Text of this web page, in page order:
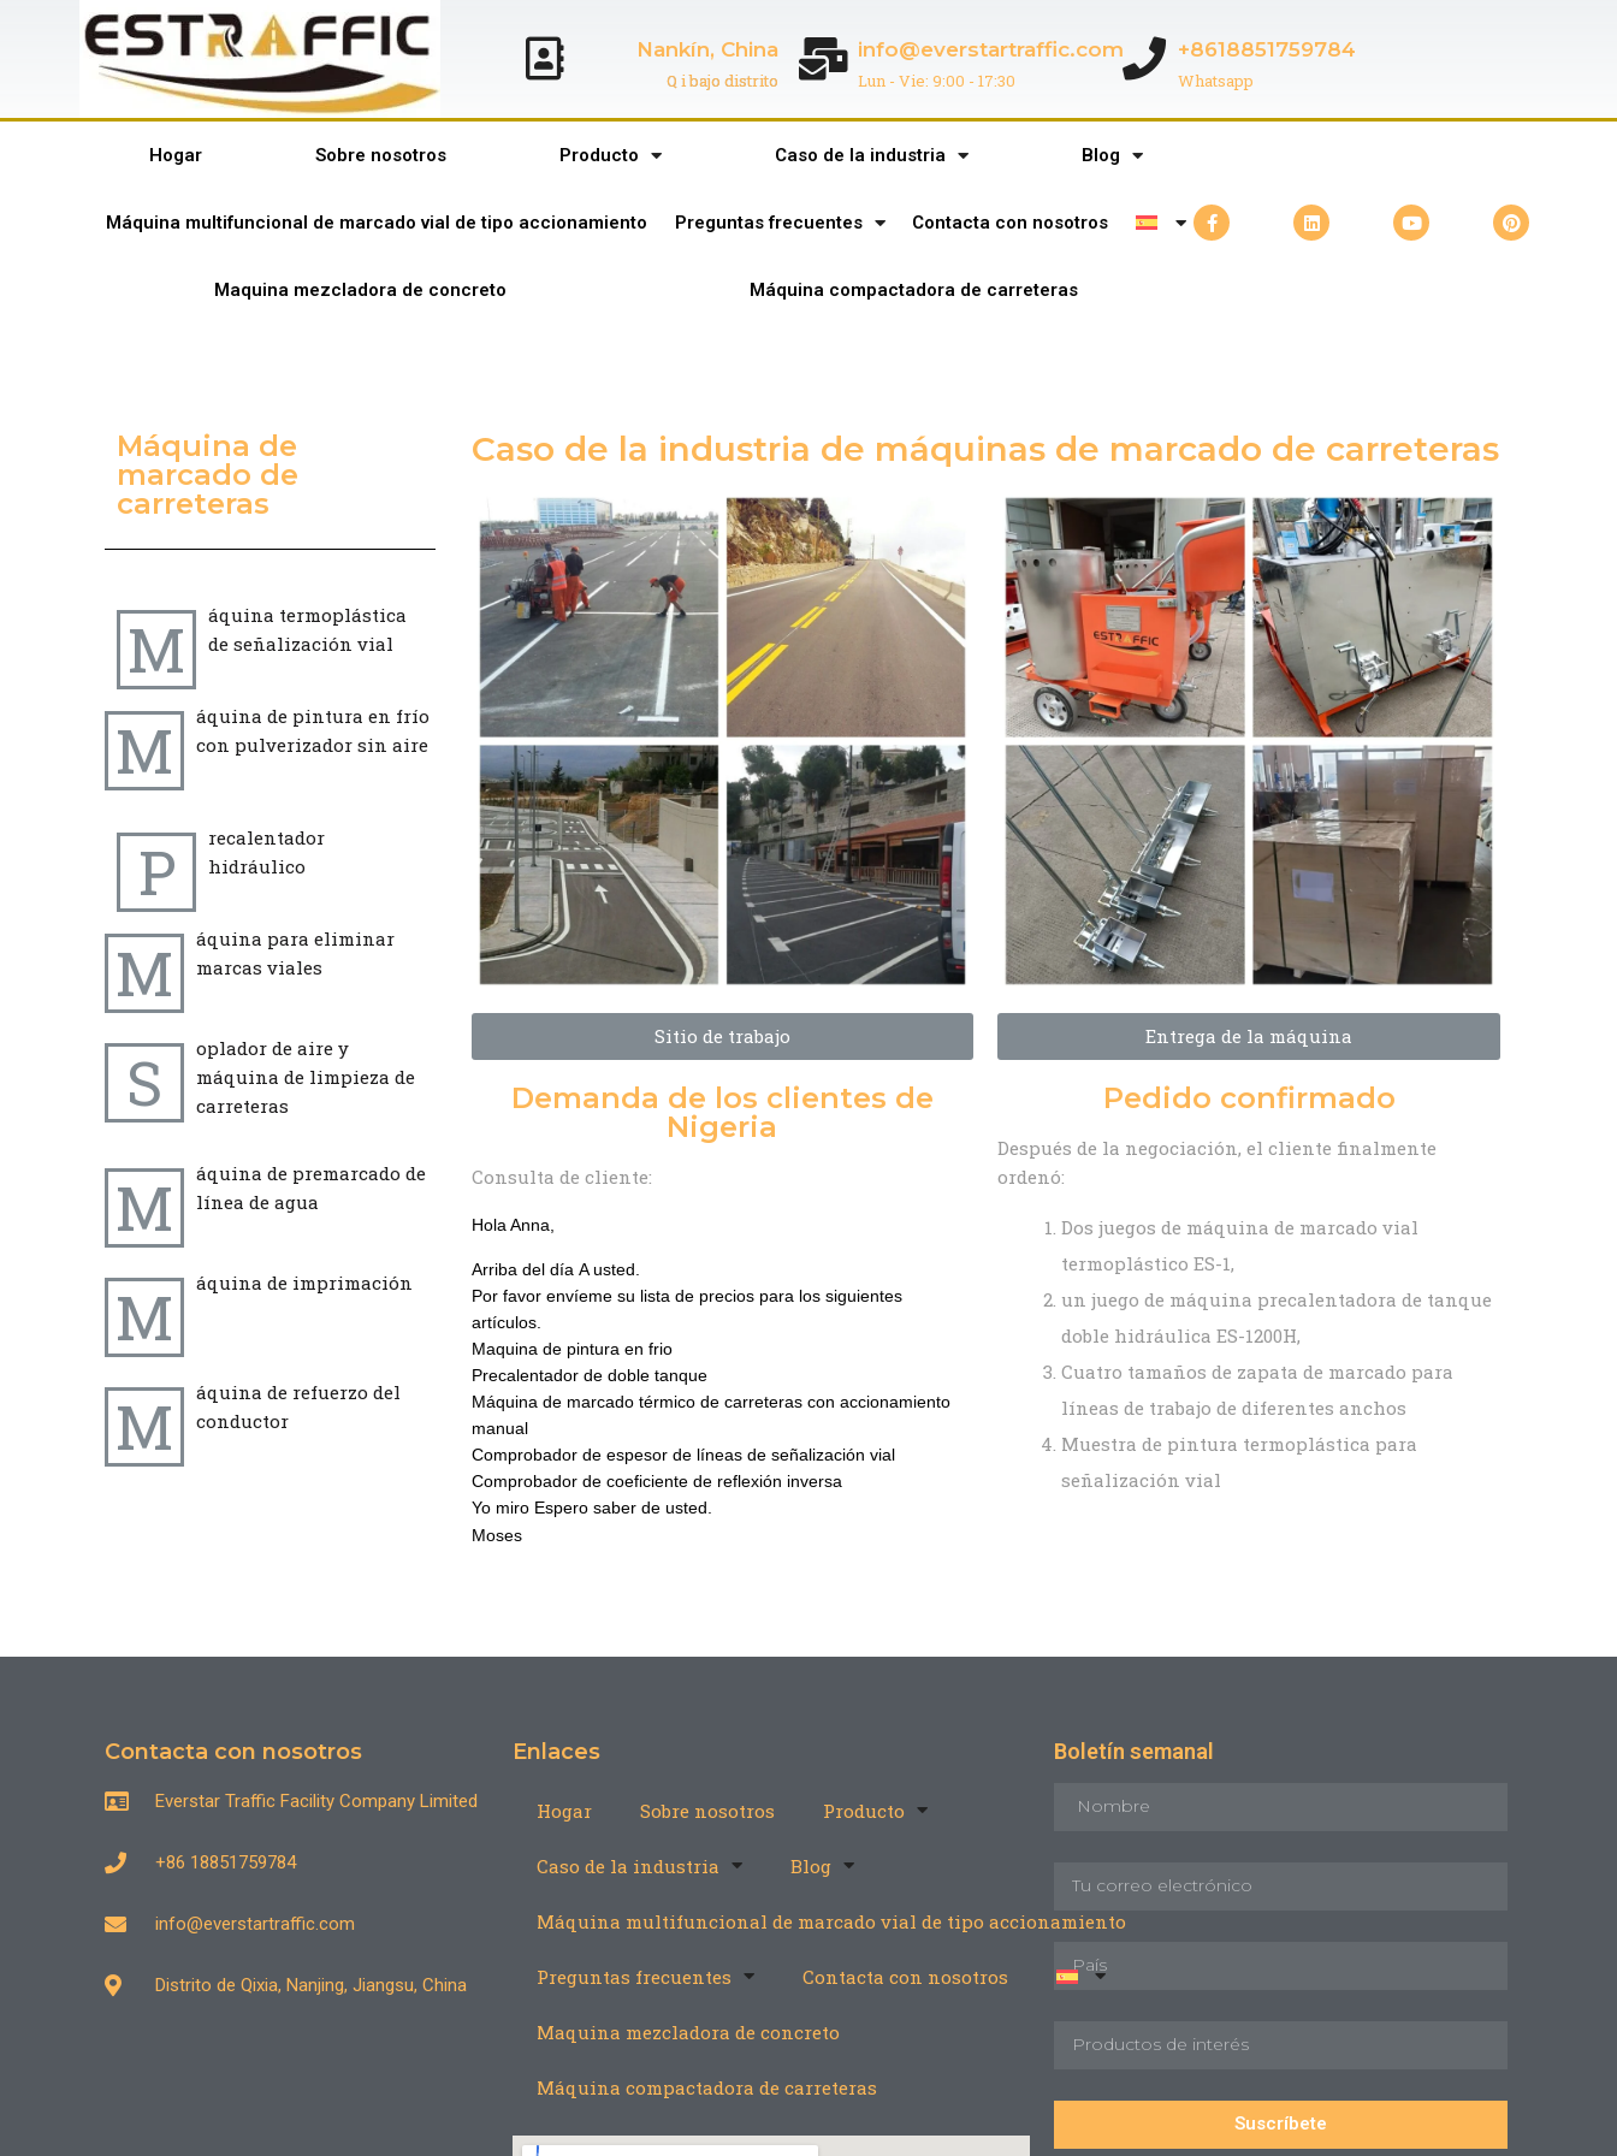
Nankín, China
Q i bajo distrito
info@everstartraffic.com
Lun - Vie: 9:00 - 17:30
+8618851759784
Whatsapp
Hogar Sobre nosotros Producto Caso de la industria Blog
Máquina multifuncional de marcado vial de tipo accionamiento Preguntas frecuentes Contacta con nosotros
Maquina mezcladora de concreto Máquina compactadora de carreteras
Máquina de
marcado de
carreteras
M
áquina termoplástica
de señalización vial
M
áquina de pintura en frío
con pulverizador sin aire
P
recalentador
hidráulico
M
áquina para eliminar
marcas viales
S
oplador de aire y
máquina de limpieza de
carreteras
M
áquina de premarcado de
línea de agua
M áquina de imprimación
M
áquina de refuerzo del
conductor
Caso de la industria de máquinas de marcado de carreteras
Sitio de trabajo Entrega de la máquina
Demanda de los clientes de
Nigeria
Consulta de cliente:
Hola Anna,
Arriba del día A usted.
Por favor envíeme su lista de precios para los siguientes
artículos.
Maquina de pintura en frio
Precalentador de doble tanque
Máquina de marcado térmico de carreteras con accionamiento
manual
Comprobador de espesor de líneas de señalización vial
Comprobador de coeficiente de reflexión inversa
Yo miro Espero saber de usted.
Moses
Pedido confirmado
Después de la negociación, el cliente finalmente
ordenó:
Dos juegos de máquina de marcado vial
termoplástico ES-1,
un juego de máquina precalentadora de tanque
doble hidráulica ES-1200H,
Cuatro tamaños de zapata de marcado para
líneas de trabajo de diferentes anchos
Muestra de pintura termoplástica para
señalización vial
Contacta con nosotros
Everstar Traffic Facility Company Limited
+86 18851759784
info@everstartraffic.com
Distrito de Qixia, Nanjing, Jiangsu, China
Enlaces
Hogar Sobre nosotros Producto
Caso de la industria Blog
Máquina multifuncional de marcado vial de tipo accionamiento
Preguntas frecuentes Contacta con nosotros
Maquina mezcladora de concreto
Máquina compactadora de carreteras
Boletín semanal
Suscríbete